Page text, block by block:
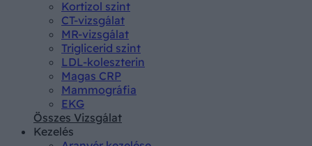
Kortizol szint
CT-vizsgálat
MR-vizsgálat
Triglicerid szint
LDL-koleszterin
Magas CRP
Mammográfia
EKG
Összes Vizsgálat
Kezelés